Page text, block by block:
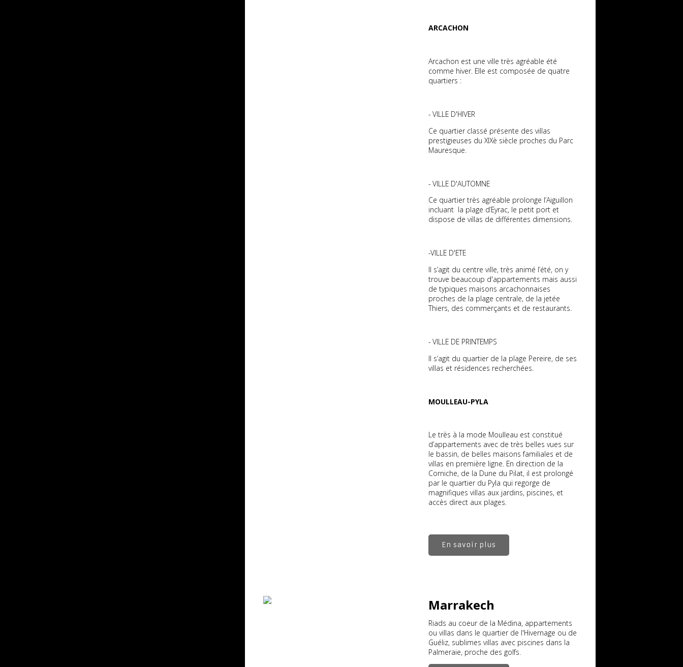
ARCACHON
Arcachon est une ville très agréable été
comme hiver. Elle est composée de quatre
quartiers :
- VILLE D'HIVER
Ce quartier classé présente des villas
prestigieuses du XIXè siècle proches du Parc
Mauresque.
- VILLE D'AUTOMNE
Ce quartier très agréable prolonge l’Aiguillon
incluant la plage d’Eyrac, le petit port et
dispose de villas de différentes dimensions.
-VILLE D'ETE
Il s’agit du centre ville, très animé l’été, on y
trouve beaucoup d'appartements mais aussi
de typiques maisons arcachonnaises
proches de la plage centrale, de la jetée
Thiers, des commerçants et de restaurants.
- VILLE DE PRINTEMPS
Il s’agit du quartier de la plage Pereire, de ses
villas et résidences recherchées.
MOULLEAU-PYLA
Le très à la mode Moulleau est constitué
d’appartements avec de très belles vues sur
le bassin, de belles maisons familiales et de
villas en première ligne. En direction de la
Corniche, de la Dune du Pilat, il est prolongé
par le quartier du Pyla qui regorge de
magnifiques villas aux jardins, piscines, et
accès direct aux plages.
En savoir plus
Marrakech
Riads au coeur de la Médina, appartements
ou villas dans le quartier de l'Hivernage ou de
Guéliz, sublimes villas avec piscines dans la
Palmeraie, proche des golfs.